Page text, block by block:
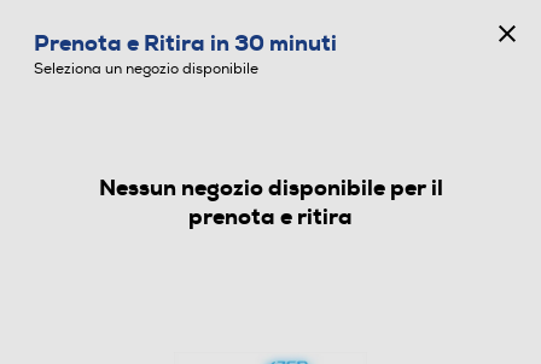
STAZIONI METEO
Prenota e Ritira in 30 minuti
Seleziona un negozio disponibile
Nessun negozio disponibile per il
prenota e ritira